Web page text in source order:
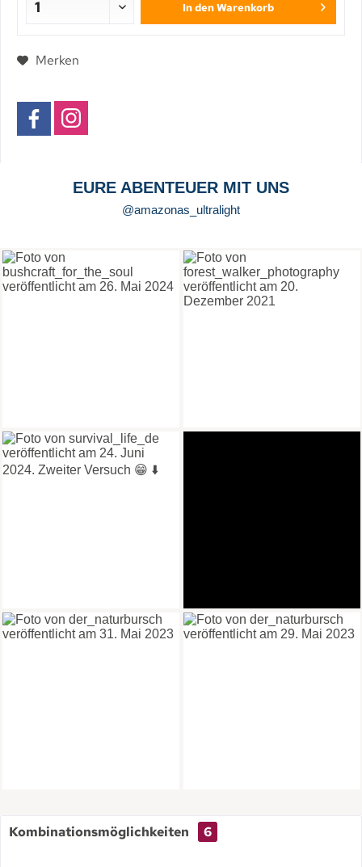
In den Warenkorb
Merken
EURE ABENTEUER MIT UNS
@amazonas_ultralight
Kombinationsmöglichkeiten 6